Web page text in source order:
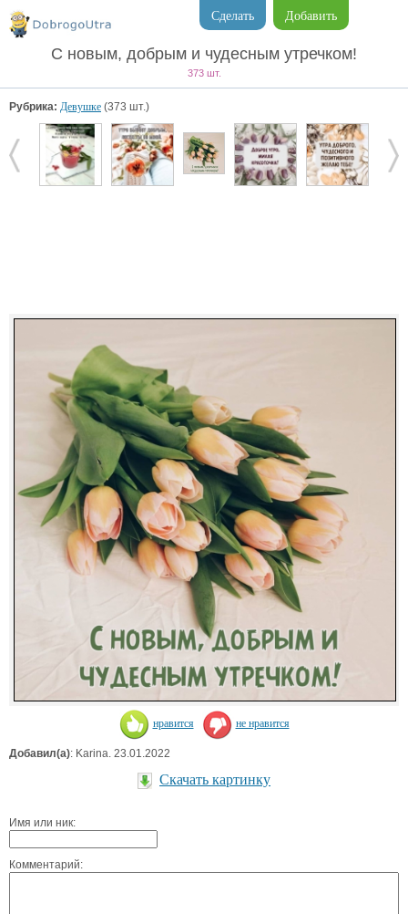
Добавить
Сделать
С новым, добрым и чудесным утречком!
373 шт.
Рубрика: Девушке (373 шт.)
нравится не нравится
Добавил(а): Karina. 23.01.2022
Скачать картинку
Имя или ник:
Комментарий: